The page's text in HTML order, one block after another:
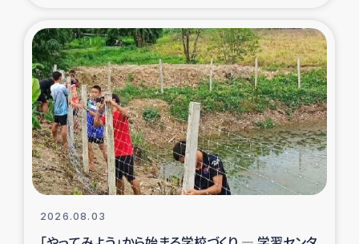
漁民によるマングローブ植林活動
レバノンでのシリア難民への食糧・越冬支援
レバノンにおける緊急支援
レバノンでのシリア難民への教育支援事業
レバノンでのシリア難民・レバノン人への農業支援
2026.08.03